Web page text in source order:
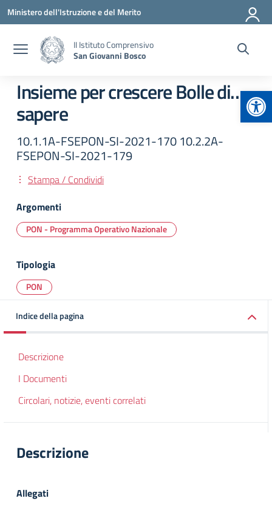
Vai ai contenuti
Vai al menu di navigazione
Vai al footer
Ministero dell'Istruzione e del Merito
II Istituto Comprensivo
San Giovanni Bosco
Insieme per crescere Bolle di…
sapere
10.1.1A-FSEPON-SI-2021-170 10.2.2A-
FSEPON-SI-2021-179
Stampa / Condividi
Argomenti
PON - Programma Operativo Nazionale
Tipologia
PON
Indice della pagina
Descrizione
I Documenti
Circolari, notizie, eventi correlati
Descrizione
Allegati